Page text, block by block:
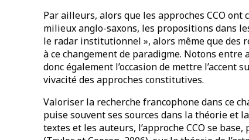
Par ailleurs, alors que les approches CCO
milieux anglo-saxons, les propositions dans
le radar institutionnel », alors même que des
à ce changement de paradigme. Notons entre
donc également l’occasion de mettre
vivacité des approches constitutives.
Valoriser la recherche francophone dans ce
puise souvent ses sources dans la théorie et
textes et les auteurs, l’approche CCO se